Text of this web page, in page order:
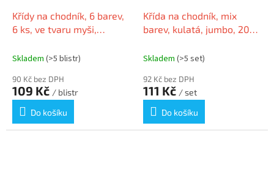
Křídy na chodník, 6 barev,
6 ks, ve tvaru myši,
Skladem (>5 blistr)
90 Kč bez DPH
109 Kč / blistr
Do košíku
Křída na chodník, mix
barev, kulatá, jumbo, 20
Skladem (>5 set)
92 Kč bez DPH
111 Kč / set
Do košíku